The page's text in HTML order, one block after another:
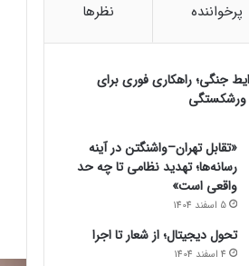
پرخواننده نظرها
جنگی؛ راهکاری فوری برای
ورشکستگی
«تقابل تهران–واشنگتن در آینه
رسانه‌ها؛ تهدید نظامی تا چه حد
واقعی است»
5 اسفند 1404
تحول دیجیتال؛ از شعار تا اجرا
4 اسفند 1404